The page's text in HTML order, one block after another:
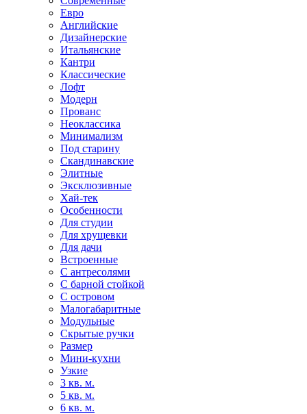
Евро
Английские
Дизайнерские
Итальянские
Кантри
Классические
Лофт
Модерн
Прованс
Неоклассика
Минимализм
Под старину
Скандинавские
Элитные
Эксклюзивные
Хай-тек
Особенности
Для студии
Для хрущевки
Для дачи
Встроенные
С антресолями
С барной стойкой
С островом
Малогабаритные
Модульные
Скрытые ручки
Размер
Мини-кухни
Узкие
3 кв. м.
5 кв. м.
6 кв. м.